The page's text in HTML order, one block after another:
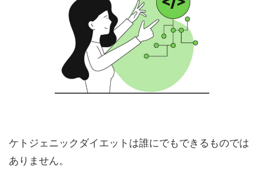
ケトジェニックダイエットは誰にでもできるものでは
ありません。